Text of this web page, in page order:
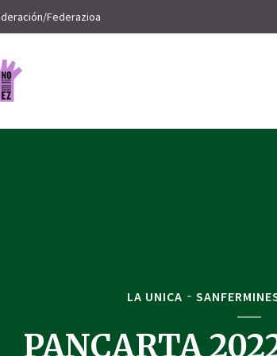
Federazioa
LA UNICA
PANCARTA